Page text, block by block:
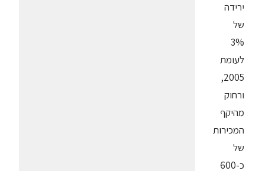
ירידה
של
3%
לעומת
2005,
ורחוק
מהיקף
המכירות
של
כ-600